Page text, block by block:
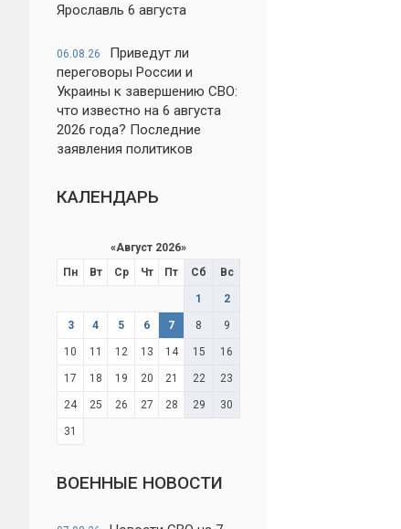
Ярославль 6 августа
06.08.26
Приведут ли
переговоры России и
Украины к завершению СВО:
что известно на 6 августа
2026 года? Последние
заявления политиков
КАЛЕНДАРЬ
«Август 2026»
Пн
Вт Ср Чт Пт Сб Вс
1 2
3 4 5 6 7 8 9
10 11 12 13 14 15 16
17 18 19 20 21 22 23
24 25 26 27 28 29 30
31
ВОЕННЫЕ НОВОСТИ